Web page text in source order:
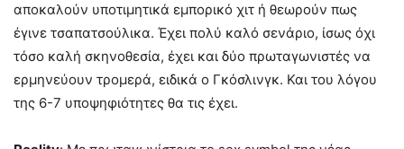
αποκαλούν υποτιμητικά εμπορικό χιτ ή θεωρούν πως
έγινε τσαπατσούλικα. Έχει πολύ καλό σενάριο, ίσως όχι
τόσο καλή σκηνοθεσία, έχει και δύο πρωταγωνιστές να
ερμηνεύουν τρομερά, ειδικά ο Γκόσλινγκ. Και του λόγου
της 6-7 υποψηφιότητες θα τις έχει.